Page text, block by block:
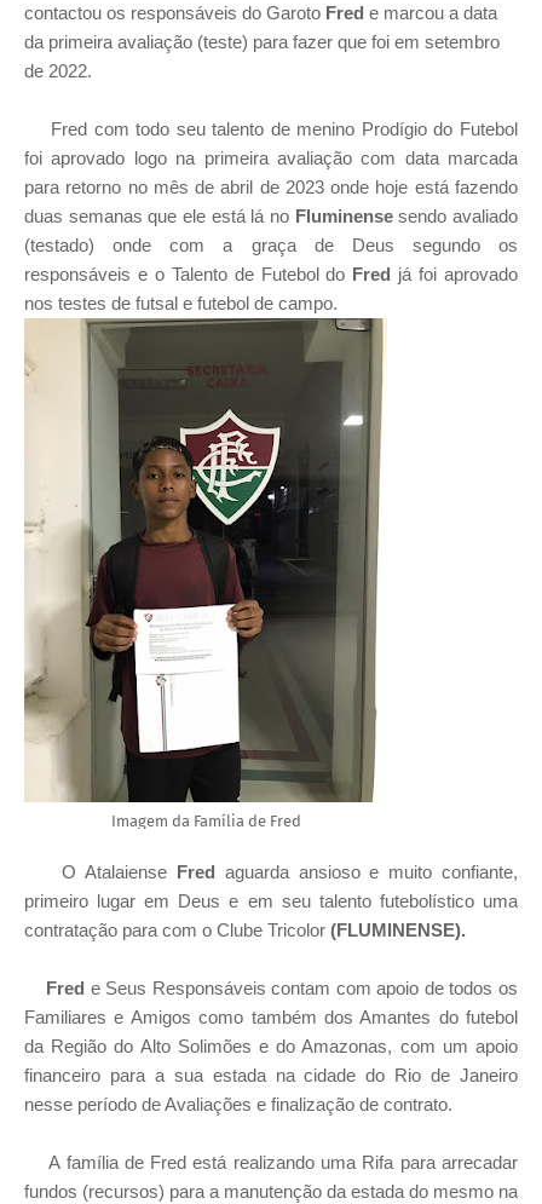
contactou os responsáveis do Garoto Fred e marcou a data
da primeira avaliação (teste) para fazer que foi em setembro
de 2022.
Fred com todo seu talento de menino Prodígio do Futebol
foiaprovado logo na primeira avaliação com data marcada
para retorno no mês de abril de 2023 onde hoje está fazendo
duas semanas que ele está lá no Fluminensesendo avaliado
(testado) onde com a graça de Deus segundo os
responsáveis e o Talento de Futebol do Fred já foi aprovado
nos testes de futsal e futebol de campo.
Imagem da Família de Fred
O Atalaiense Fred aguarda ansioso e muito confiante,
primeiro lugar em Deus e em seu talento futebolístico uma
contratação para com o Clube Tricolor (FLUMINENSE).
Fred e Seus Responsáveis contam com apoio de todos os
Familiares e Amigos como também dos Amantes do futebol
da Região do Alto Solimões e do Amazonas, com um apoio
financeiro para a sua estada na cidade do Rio de Janeiro
nesse período de Avaliações e finalização de contrato.
A família de Fred está realizando uma Rifa para arrecadar
fundos (recursos) para a manutenção da estada do mesmo na